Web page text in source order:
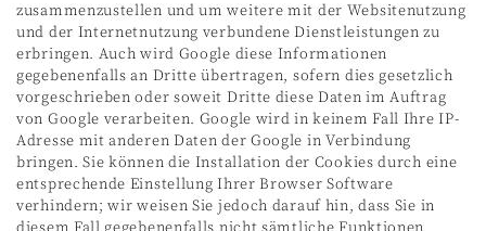
zusammenzustellen und um weitere mit der Websitenutzung
und der Internetnutzung verbundene Dienstleistungen zu
erbringen. Auch wird Google diese Informationen
gegebenenfalls an Dritte übertragen, sofern dies gesetzlich
vorgeschrieben oder soweit Dritte diese Daten im Auftrag
von Google verarbeiten. Google wird in keinem Fall Ihre IP-
Adresse mit anderen Daten der Google in Verbindung
bringen. Sie können die Installation der Cookies durch eine
entsprechende Einstellung Ihrer Browser Software
verhindern; wir weisen Sie jedoch darauf hin, dass Sie in